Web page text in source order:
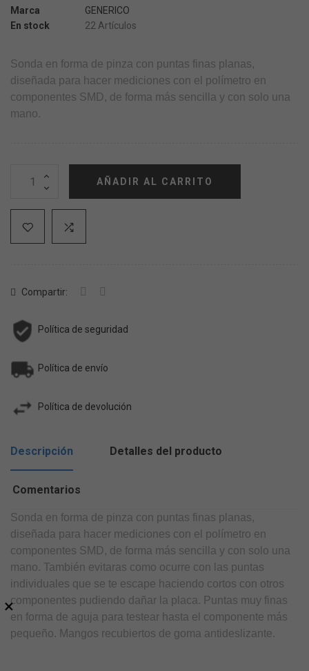
Marca
GENERICO
En stock
22 Artículos
Sonda en forma de pinza con puntas finas planas,
diseñada para hacer mediciones con el polímetro en
componentes SMD, de forma más sencilla y con solo una
mano.
AÑADIR AL CARRITO
Compartir:
Política de seguridad
Política de envío
Política de devolución
Descripción Detalles del producto
Comentarios
Sonda en forma de pinza con puntas finas planas,
diseñada para hacer mediciones con el polímetro en
componentes SMD, de forma más sencilla y con solo una
mano. También evitaras como ocurre con las puntas
individuales que se te escape haciendo cortos con otros
componentes pudiendo dañar la placa. Puntas muy finas
en forma de aguja para testear hasta el componente más
pequeño. Mangos recubiertos de goma antideslizante.
×